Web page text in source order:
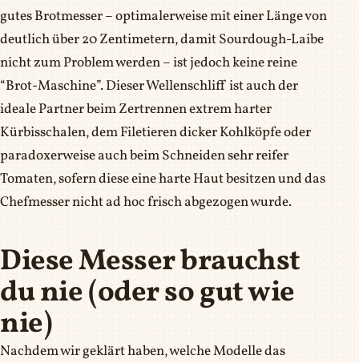
gutes Brotmesser – optimalerweise mit einer Länge von
deutlich über 20 Zentimetern, damit Sourdough-Laibe
nicht zum Problem werden – ist jedoch keine reine
“Brot-Maschine”. Dieser Wellenschliff ist auch der
ideale Partner beim Zertrennen extrem harter
Kürbisschalen, dem Filetieren dicker Kohlköpfe oder
paradoxerweise auch beim Schneiden sehr reifer
Tomaten, sofern diese eine harte Haut besitzen und das
Chefmesser nicht ad hoc frisch abgezogen wurde.
Diese Messer brauchst
du nie (oder so gut wie
nie)
Nachdem wir geklärt haben, welche Modelle das